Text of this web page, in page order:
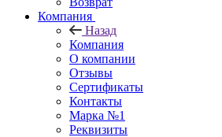
Компания
Назад
Компания
О компании
Отзывы
Сертификаты
Контакты
Марка №1
Реквизиты